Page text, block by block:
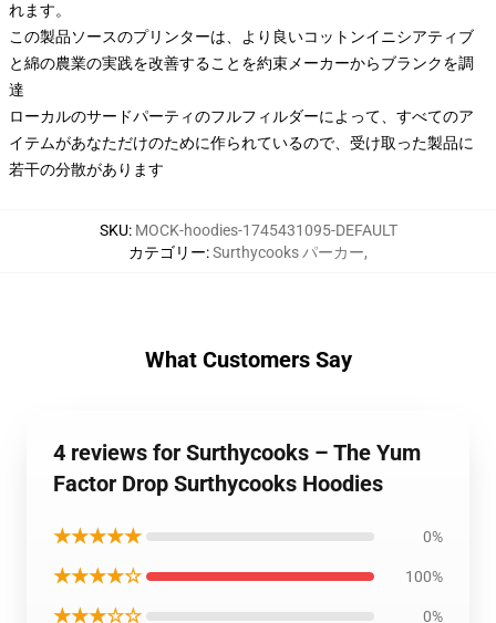
れます。
この製品ソースのプリンターは、より良いコットンイニシアティブ
と綿の農業の実践を改善することを約束メーカーからブランクを調
達
ローカルのサードパーティのフルフィルダーによって、すべてのア
イテムがあなただけのために作られているので、受け取った製品に
若干の分散があります
SKU: MOCK-hoodies-1745431095-DEFAULT
カテゴリー:Surthycooks パーカー,
What Customers Say
4 reviews for Surthycooks – The Yum
Factor Drop Surthycooks Hoodies
★★★★★ 0%
★★★★☆ 100%
★★★☆☆ 0%